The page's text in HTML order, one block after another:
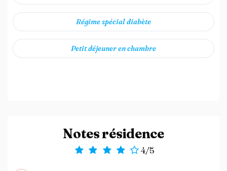
Régime spécial diabète
Petit déjeuner en chambre
Notes résidence
4/5